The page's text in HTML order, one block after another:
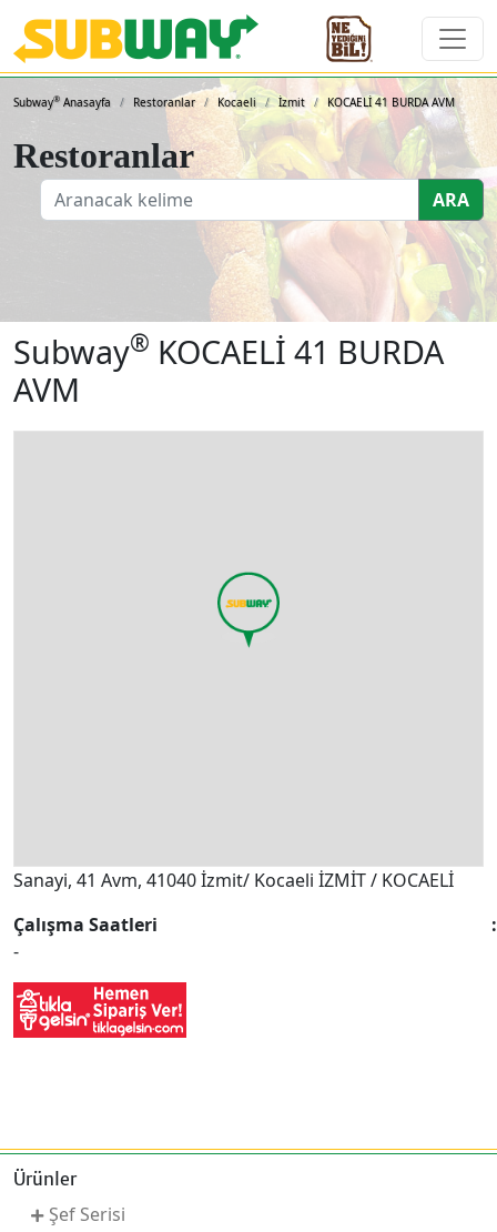
Subway Sandviçleri
Subway® Anasayfa Restoranlar Kocaeli İzmit KOCAELİ 41 BURDA AVM
Restoranlar
ARA
Subway® KOCAELİ 41 BURDA
AVM
Sanayi, 41 Avm, 41040 İzmit/ Kocaeli İZMİT / KOCAELİ
Çalışma Saatleri
-
Ürünler
Şef Serisi